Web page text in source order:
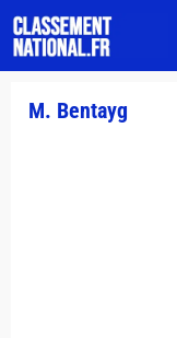
M. Bentayg